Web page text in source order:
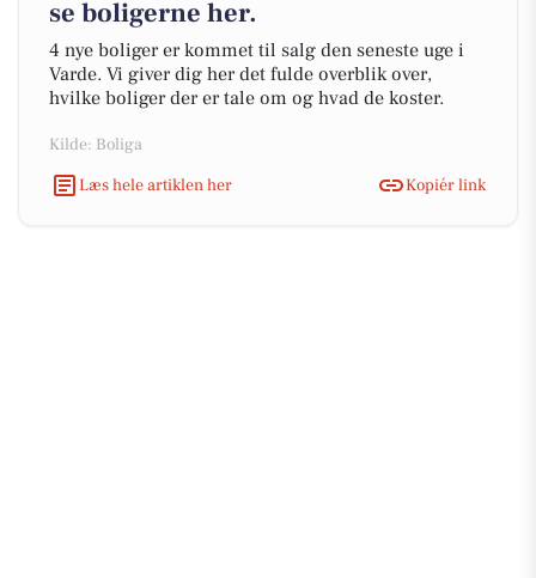
se boligerne her.
4 nye boliger er kommet til salg den seneste uge i
Varde. Vi giver dig her det fulde overblik over,
hvilke boliger der er tale om og hvad de koster.
Kilde: Boliga
Læs hele artiklen her
Kopiér link